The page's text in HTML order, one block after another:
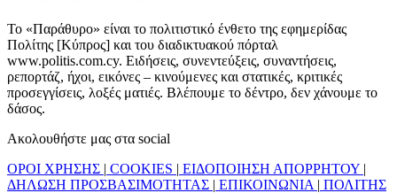
Το «Παράθυρο» είναι το πολιτιστικό ένθετο της εφημερίδας
Πολίτης [Κύπρος] και του διαδικτυακού πόρταλ
www.politis.com.cy. Ειδήσεις, συνεντεύξεις, συναντήσεις,
ρεπορτάζ, ήχοι, εικόνες – κινούμενες και στατικές, κριτικές
προσεγγίσεις, λοξές ματιές. Βλέπουμε το δέντρο, δεν χάνουμε το
δάσος.
Ακολουθήστε μας στα social
ΟΡΟΙ ΧΡΗΣΗΣ | COOKIES | ΕΙΔΟΠΟΙΗΣΗ ΑΠΟΡΡΗΤΟΥ |
ΔΗΛΩΣΗ ΠΡΟΣΒΑΣΙΜΟΤΗΤΑΣ | ΕΠΙΚΟΙΝΩΝΙΑ | ΠΟΛΙΤΗΣ